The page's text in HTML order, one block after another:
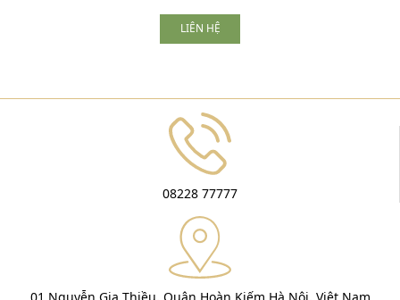
LIÊN HỆ
08228 77777
01 Nguyễn Gia Thiều, Quận Hoàn Kiếm Hà Nội, Việt Nam